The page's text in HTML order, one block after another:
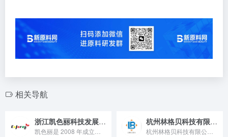
相关导航
浙江凯色丽科技发展有限公司 杭州林格贝科技有限公司